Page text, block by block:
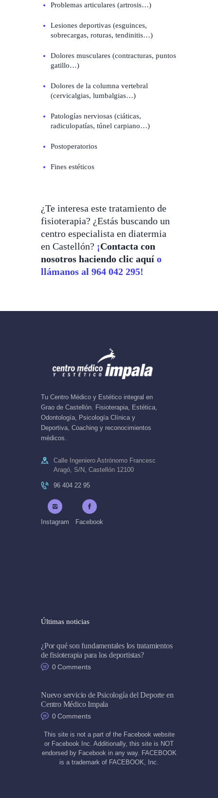
Problemas articulares (artrosis…)
Lesiones deportivas (esguinces,
sobrecargas, roturas, tendinitis…)
Dolores musculares (contracturas, puntos
gatillo…)
Dolores de la columna vertebral
(cervicalgias, lumbalgias…)
Patologías nerviosas (ciáticas,
radiculopatías, túnel carpiano…)
Postoperatorios
Fines estéticos
¿Te interesa este tratamiento de
fisioterapia? ¿Estás buscando un
centro especialista en diatermia
en Castellón? ¡Contacta con
nosotros haciendo clic aquí o
llámanos al 964 042 295!
Tu Centro Médico y Estético integral en
Grao de Castellón. Fisioterapia, Estética,
Odontología, Psicología Clínica y
Deportiva, Coaching y reconocimientos
médicos.
Calle Ingeniero Astrónomo Francesc
Aragó, S/N, Castellón 12100
96 404 22 95
Instagram Facebook
Últimas noticias
¿Por qué son fundamentales los tratamientos
de fisioterapia para los deportistas?
0 Comments
Nuevo servicio de Psicología del Deporte en
Centro Médico Impala
0 Comments
This site is not a part of the Facebook website
or Facebook Inc. Additionally, this site is NOT
endorsed by Facebook in any way. FACEBOOK
is a trademark of FACEBOOK, Inc.